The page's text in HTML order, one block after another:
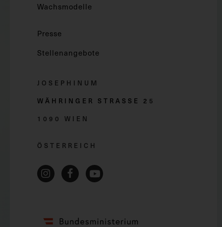
Wachsmodelle
Presse
Stellenangebote
JOSEPHINUM
WÄHRINGER STRASSE 2 5
1090 WIEN
ÖSTERREICH